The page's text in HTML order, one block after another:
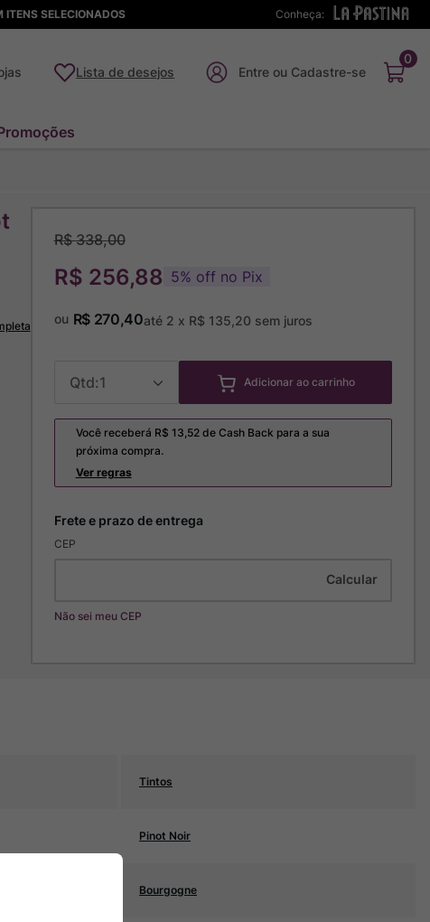
Conheça:
ITENS SELECIONADOS
Lista de desejos
0
R$ 338,00
R$ 256,88 5% off no Pix
ou R$ 270,40até 2 x R$ 135,20 sem juros
1 Adicionar ao carrinho
Você receberá R$ 13,52de Cash Back para a sua
próxima compra.
Ver regras
CEP
Não sei meu CEP
Tintos
Pinot Noir
Bourgogne